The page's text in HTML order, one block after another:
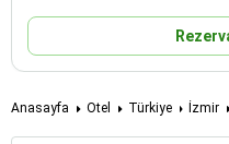
Anasayfa Otel Türkiye İzmir